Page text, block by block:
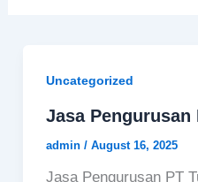
Uncategorized
Jasa Pengurusan
admin / August 16, 2025
Jasa Pengurusan PT